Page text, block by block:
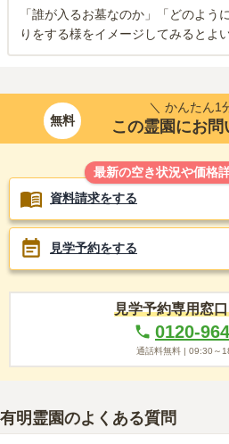
「誰が入るお墓なのか」「どのよう
りをする様をイメージしてみるとよ
無料
＼ かんたん1
この霊園にお問
最新の空き状況や価格
資料請求をする
見学予約をする
見学予約専用窓
0120-
通話料無料 | 09:30～
有明霊園のよくある質問